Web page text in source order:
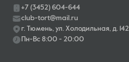
+7 (3452) 604-644
club-tort@mail.ru
г. Тюмень, ул. Холодильная, д. 142
Пн-Вс 8:00 - 20:00